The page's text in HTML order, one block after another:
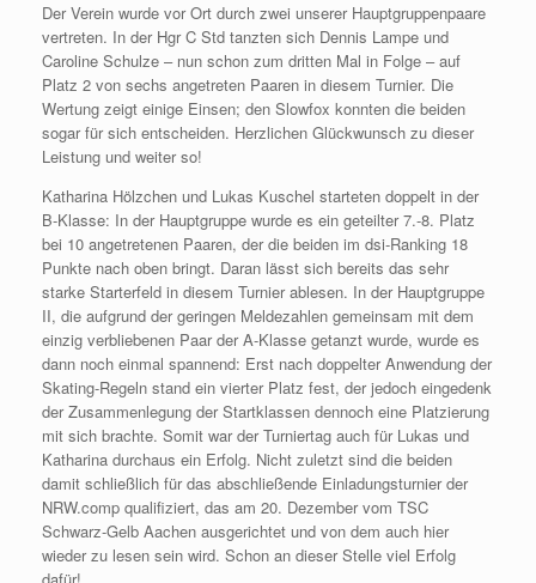
Der Verein wurde vor Ort durch zwei unserer Hauptgruppenpaare
vertreten. In der Hgr C Std tanzten sich Dennis Lampe und
Caroline Schulze – nun schon zum dritten Mal in Folge – auf
Platz 2 von sechs angetreten Paaren in diesem Turnier. Die
Wertung zeigt einige Einsen; den Slowfox konnten die beiden
sogar für sich entscheiden. Herzlichen Glückwunsch zu dieser
Leistung und weiter so!
Katharina Hölzchen und Lukas Kuschel starteten doppelt in der
B-Klasse: In der Hauptgruppe wurde es ein geteilter 7.-8. Platz
bei 10 angetretenen Paaren, der die beiden im dsi-Ranking 18
Punkte nach oben bringt. Daran lässt sich bereits das sehr
starke Starterfeld in diesem Turnier ablesen. In der Hauptgruppe
II, die aufgrund der geringen Meldezahlen gemeinsam mit dem
einzig verbliebenen Paar der A-Klasse getanzt wurde, wurde es
dann noch einmal spannend: Erst nach doppelter Anwendung der
Skating-Regeln stand ein vierter Platz fest, der jedoch eingedenk
der Zusammenlegung der Startklassen dennoch eine Platzierung
mit sich brachte. Somit war der Turniertag auch für Lukas und
Katharina durchaus ein Erfolg. Nicht zuletzt sind die beiden
damit schließlich für das abschließende Einladungsturnier der
NRW.comp qualifiziert, das am 20. Dezember vom TSC
Schwarz-Gelb Aachen ausgerichtet und von dem auch hier
wieder zu lesen sein wird. Schon an dieser Stelle viel Erfolg